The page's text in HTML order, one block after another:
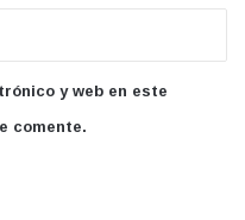
y web en este
comente.